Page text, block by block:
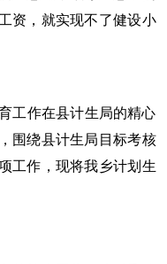
资，就实现不了健设小
工作在县计生局的精心
围绕县计生局目标考核
工作，现将我乡计划生